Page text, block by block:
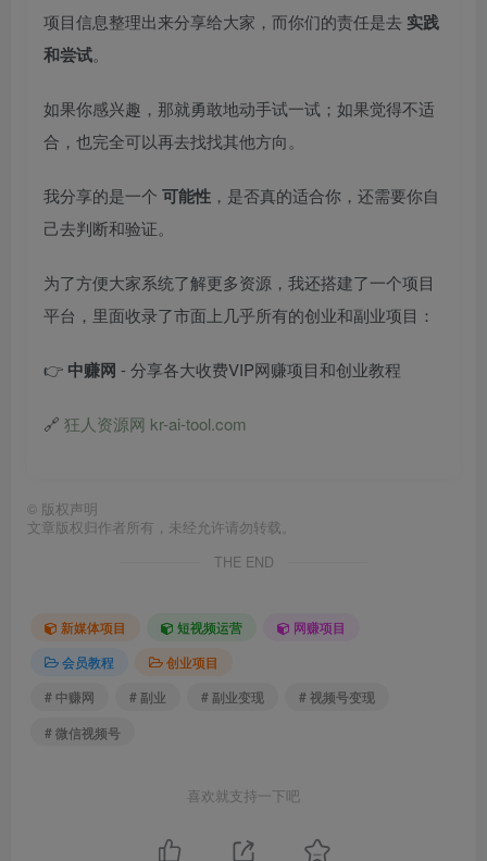
项目信息整理出来分享给大家，而你们的责任是去 实践
和尝试。
如果你感兴趣，那就勇敢地动手试一试；如果觉得不适
合，也完全可以再去找找其他方向。
我分享的是一个 可能性 ，是否真的适合你，还需要你自
己去判断和验证。
为了方便大家系统了解更多资源，我还搭建了一个项目
平台，里面收录了市面上几乎所有的创业和副业项目：
👉 中赚网 - 分享各大收费VIP网赚项目和创业教程
🔗 狂人资源网 kr-ai-tool.com
© 版权声明
文章版权归作者所有，未经允许请勿转载。
THE END
新媒体项目 短视频运营
网赚项目
会员教程
创业项目
# 中赚网
# 副业 # 副业变现
# 视频号变现
# 微信视频号
喜欢就支持一下吧